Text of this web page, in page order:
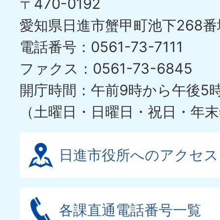
〒470-0192
愛知県日進市蟹甲町池下268
電話番号：0561-73-7111
ファクス：0561-73-6845
開庁時間：午前9時から午後5
（土曜日・日曜日・祝日・年
日進市役所へのアクセス
各課直通電話番号一覧